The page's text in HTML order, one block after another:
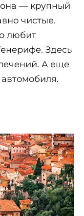
— крупный
чистые.
любит
Здесь
А еще